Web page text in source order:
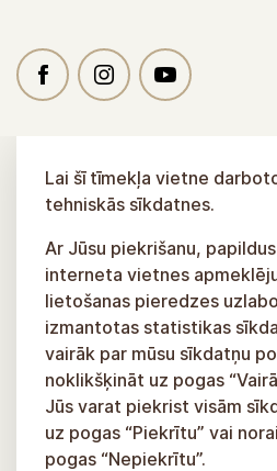
Lai šī tīmekļa vietne
tehniskās sīkdatnes.
Ar Jūsu piekrišanu,
interneta vietnes
lietošanas pieredzes
izmantotas statistikas
vairāk par mūsu sīkdatņu
noklikšķināt uz pogas
Jūs varat piekrist visām
uz pogas “Piekrītu” vai
pogas “Nepiekrītu”.